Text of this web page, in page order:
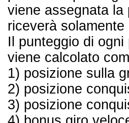
viene assegnata la
riceverà
Il punteggio di
viene calcolato
1) posizione sulla
2) posizione
3) posizione